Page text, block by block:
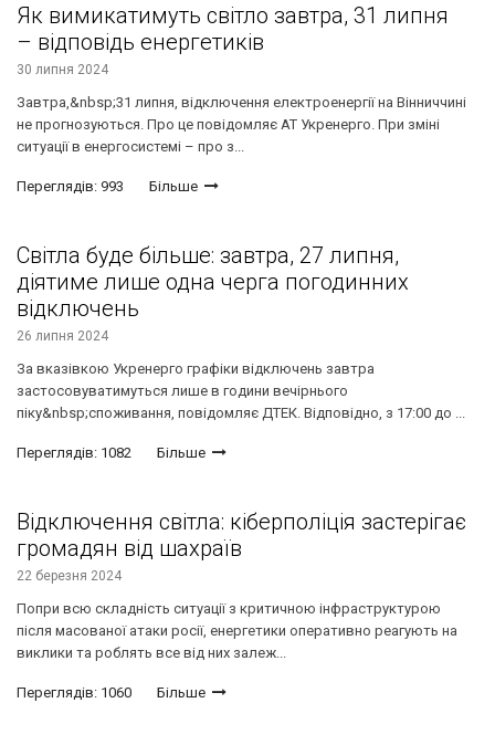
Як вимикатимуть світло завтра, 31 липня
– відповідь енергетиків
30 липня 2024
Завтра,&nbsp;31 липня, відключення електроенергії на Вінниччині
не прогнозуються. Про це повідомляє АТ Укренерго. При зміні
ситуації в енергосистемі – про з...
Переглядів: 993 Більше
Світла буде більше: завтра, 27 липня,
діятиме лише одна черга погодинних
відключень
26 липня 2024
За вказівкою Укренерго графіки відключень завтра
застосовуватимуться лише в години вечірнього
піку&nbsp;споживання, повідомляє ДТЕК. Відповідно, з 17:00 до ...
Переглядів: 1082 Більше
Відключення світла: кіберполіція застерігає
громадян від шахраїв
22 березня 2024
Попри всю складність ситуації з критичною інфраструктурою
після масованої атаки росії, енергетики оперативно реагують на
виклики та роблять все від них залеж...
Переглядів: 1060 Більше